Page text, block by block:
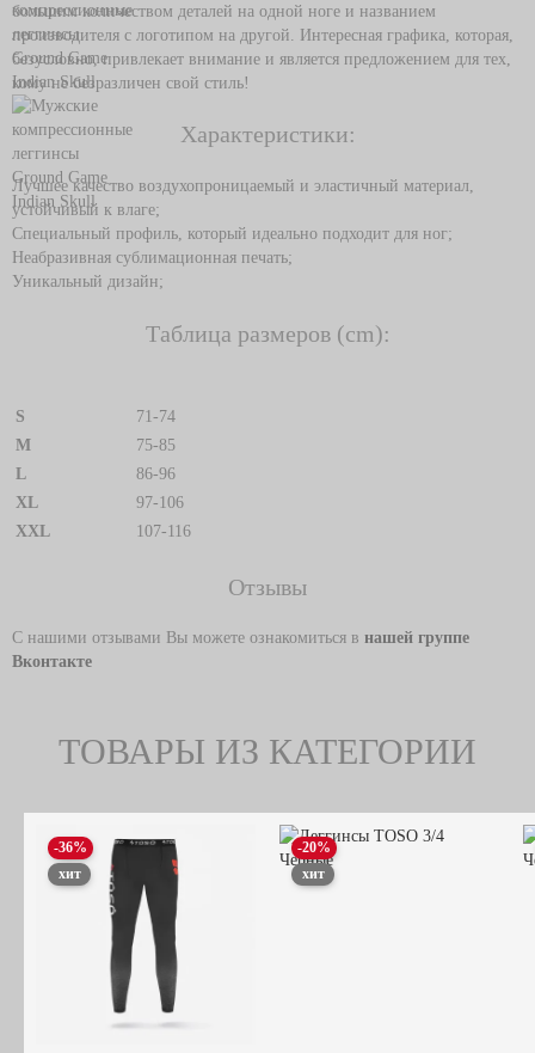
большим количеством деталей на одной ноге и названием
производителя с логотипом на другой. Интересная графика, которая,
безусловно, привлекает внимание и является предложением для тех,
кому не безразличен свой стиль!
Характеристики:
Лучшее качество воздухопроницаемый и эластичный материал,
устойчивый к влаге;
Специальный профиль, который идеально подходит для ног;
Неабразивная сублимационная печать;
Уникальный дизайн;
Таблица размеров (cm):
S
71-74
M
75-85
L
86-96
XL
97-106
XXL
107-116
Отзывы
С нашими отзывами Вы можете ознакомиться в нашей группе
Вконтакте
ТОВАРЫ ИЗ КАТЕГОРИИ
-36%
хит
-20%
хит